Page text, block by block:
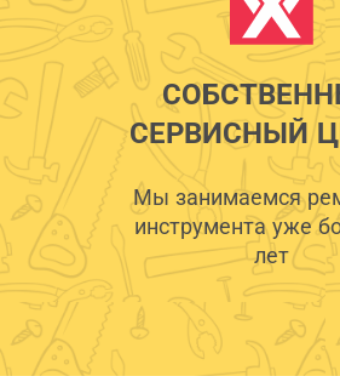
СЕРВИСНЫЙ
Мы занимаемся
инструмента уже
лет